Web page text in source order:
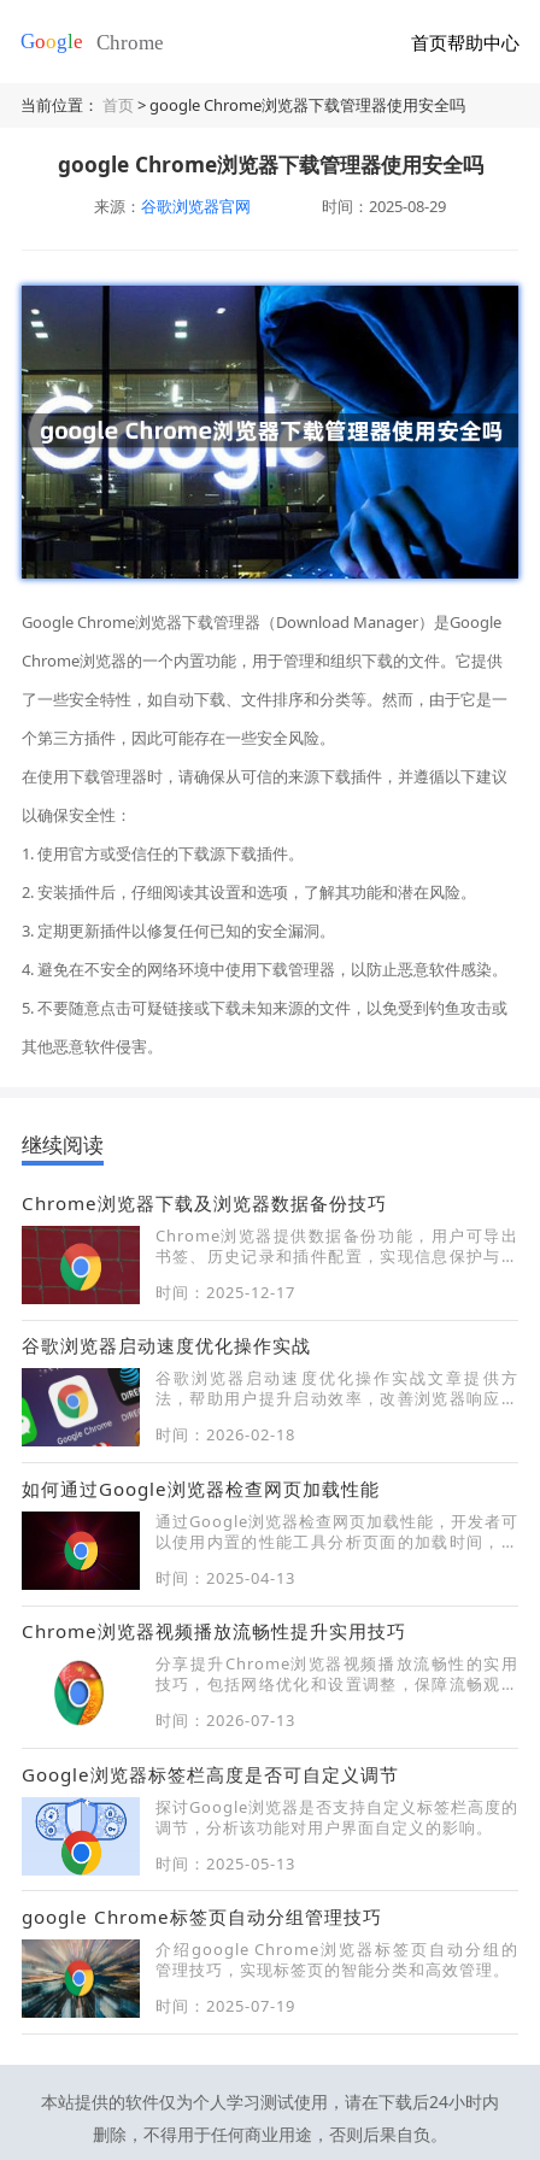
首页帮助中心
当前位置：首页> google Chrome浏览器下载管理器使用安全吗
google Chrome浏览器下载管理器使用安全吗
来源： 谷歌浏览器官网 时间：2025-08-29
Google Chrome浏览器下载管理器（Download Manager）是Google
Chrome浏览器的一个内置功能，用于管理和组织下载的文件。它提供
了一些安全特性，如自动下载、文件排序和分类等。然而，由于它是一
个第三方插件，因此可能存在一些安全风险。
在使用下载管理器时，请确保从可信的来源下载插件，并遵循以下建议
以确保安全性：
1. 使用官方或受信任的下载源下载插件。
2. 安装插件后，仔细阅读其设置和选项，了解其功能和潜在风险。
3. 定期更新插件以修复任何已知的安全漏洞。
4. 避免在不安全的网络环境中使用下载管理器，以防止恶意软件感染。
5. 不要随意点击可疑链接或下载未知来源的文件，以免受到钓鱼攻击或
其他恶意软件侵害。
继续阅读
Chrome浏览器下载及浏览器数据备份技巧
Chrome浏览器提供数据备份功能，用户可导出
书签、历史记录和插件配置，实现信息保护与快
时间：2025-12-17
谷歌浏览器启动速度优化操作实战
谷歌浏览器启动速度优化操作实战文章提供方
法，帮助用户提升启动效率，改善浏览器响应速
时间：2026-02-18
如何通过Google浏览器检查网页加载性能
通过Google浏览器检查网页加载性能，开发者可
以使用内置的性能工具分析页面的加载时间，识
户体验。
时间：2025-04-13
Chrome浏览器视频播放流畅性提升实用技巧
分享提升Chrome浏览器视频播放流畅性的实用
技巧，包括网络优化和设置调整，保障流畅观看
时间：2026-07-13
Google浏览器标签栏高度是否可自定义调节
探讨Google浏览器是否支持自定义标签栏高度的
调节，分析该功能对用户界面自定义的影响。
时间：2025-05-13
google Chrome标签页自动分组管理技巧
介绍google Chrome浏览器标签页自动分组的
管理技巧，实现标签页的智能分类和高效管理。
时间：2025-07-19
本站提供的软件仅为个人学习测试使用，请在下载后24小时内
删除，不得用于任何商业用途，否则后果自负。